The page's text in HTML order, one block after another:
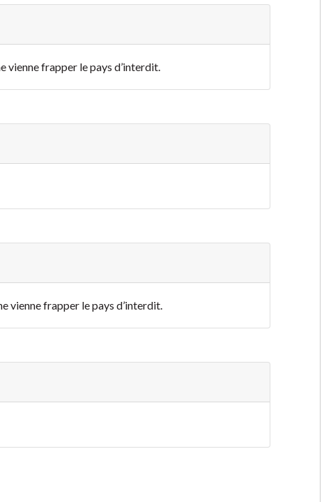
vienne frapper le pays d’interdit.
vienne frapper le pays d’interdit.